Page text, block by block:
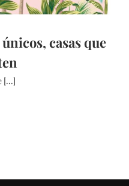
casas que
[...]